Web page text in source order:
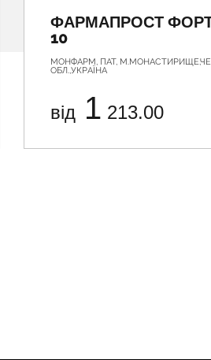
ФАРМАПРОСТ
10
МОНФАРМ, ПАТ,
ОБЛ.,УКРАЇНА
від 1 213.00